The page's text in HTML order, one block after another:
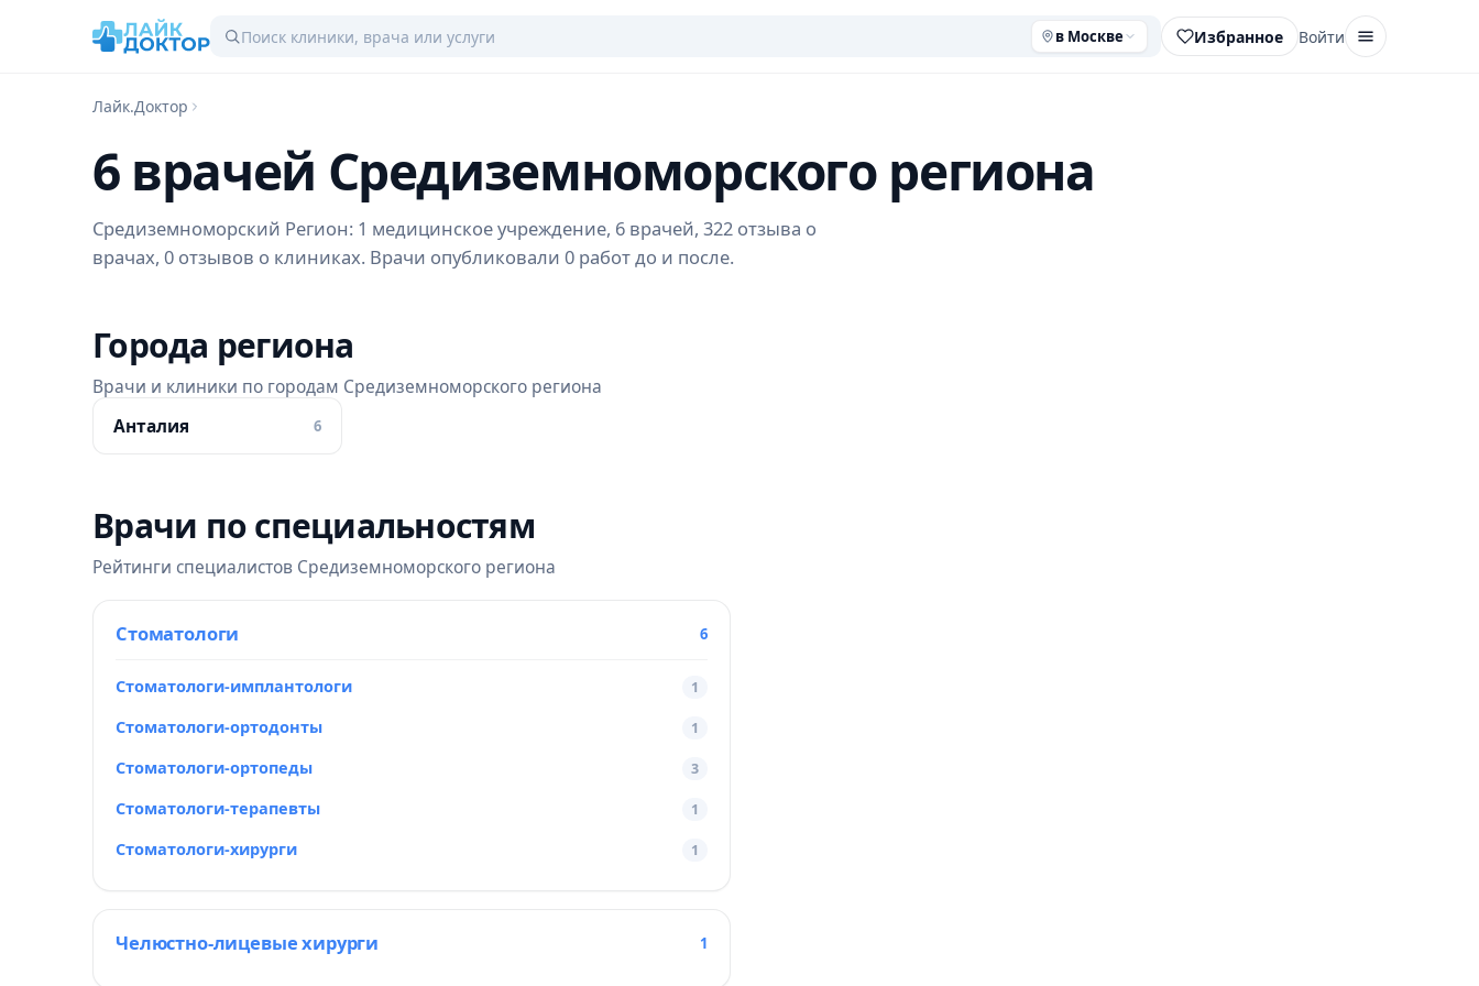
в Москве Избранное Войти
Лайк.Доктор
6 врачей Средиземноморского региона
Средиземноморский Регион: 1 медицинское учреждение, 6 врачей, 322 отзыва о
врачах, 0 отзывов о клиниках. Врачи опубликовали 0 работ до и после.
Города региона
Врачи и клиники по городам Средиземноморского региона
Анталия
6
Врачи по специальностям
Рейтинги специалистов Средиземноморского региона
Стоматологи 6
Стоматологи-имплантологи 1
Стоматологи-ортодонты 1
Стоматологи-ортопеды 3
Стоматологи-терапевты 1
Стоматологи-хирурги 1
Челюстно-лицевые хирурги 1